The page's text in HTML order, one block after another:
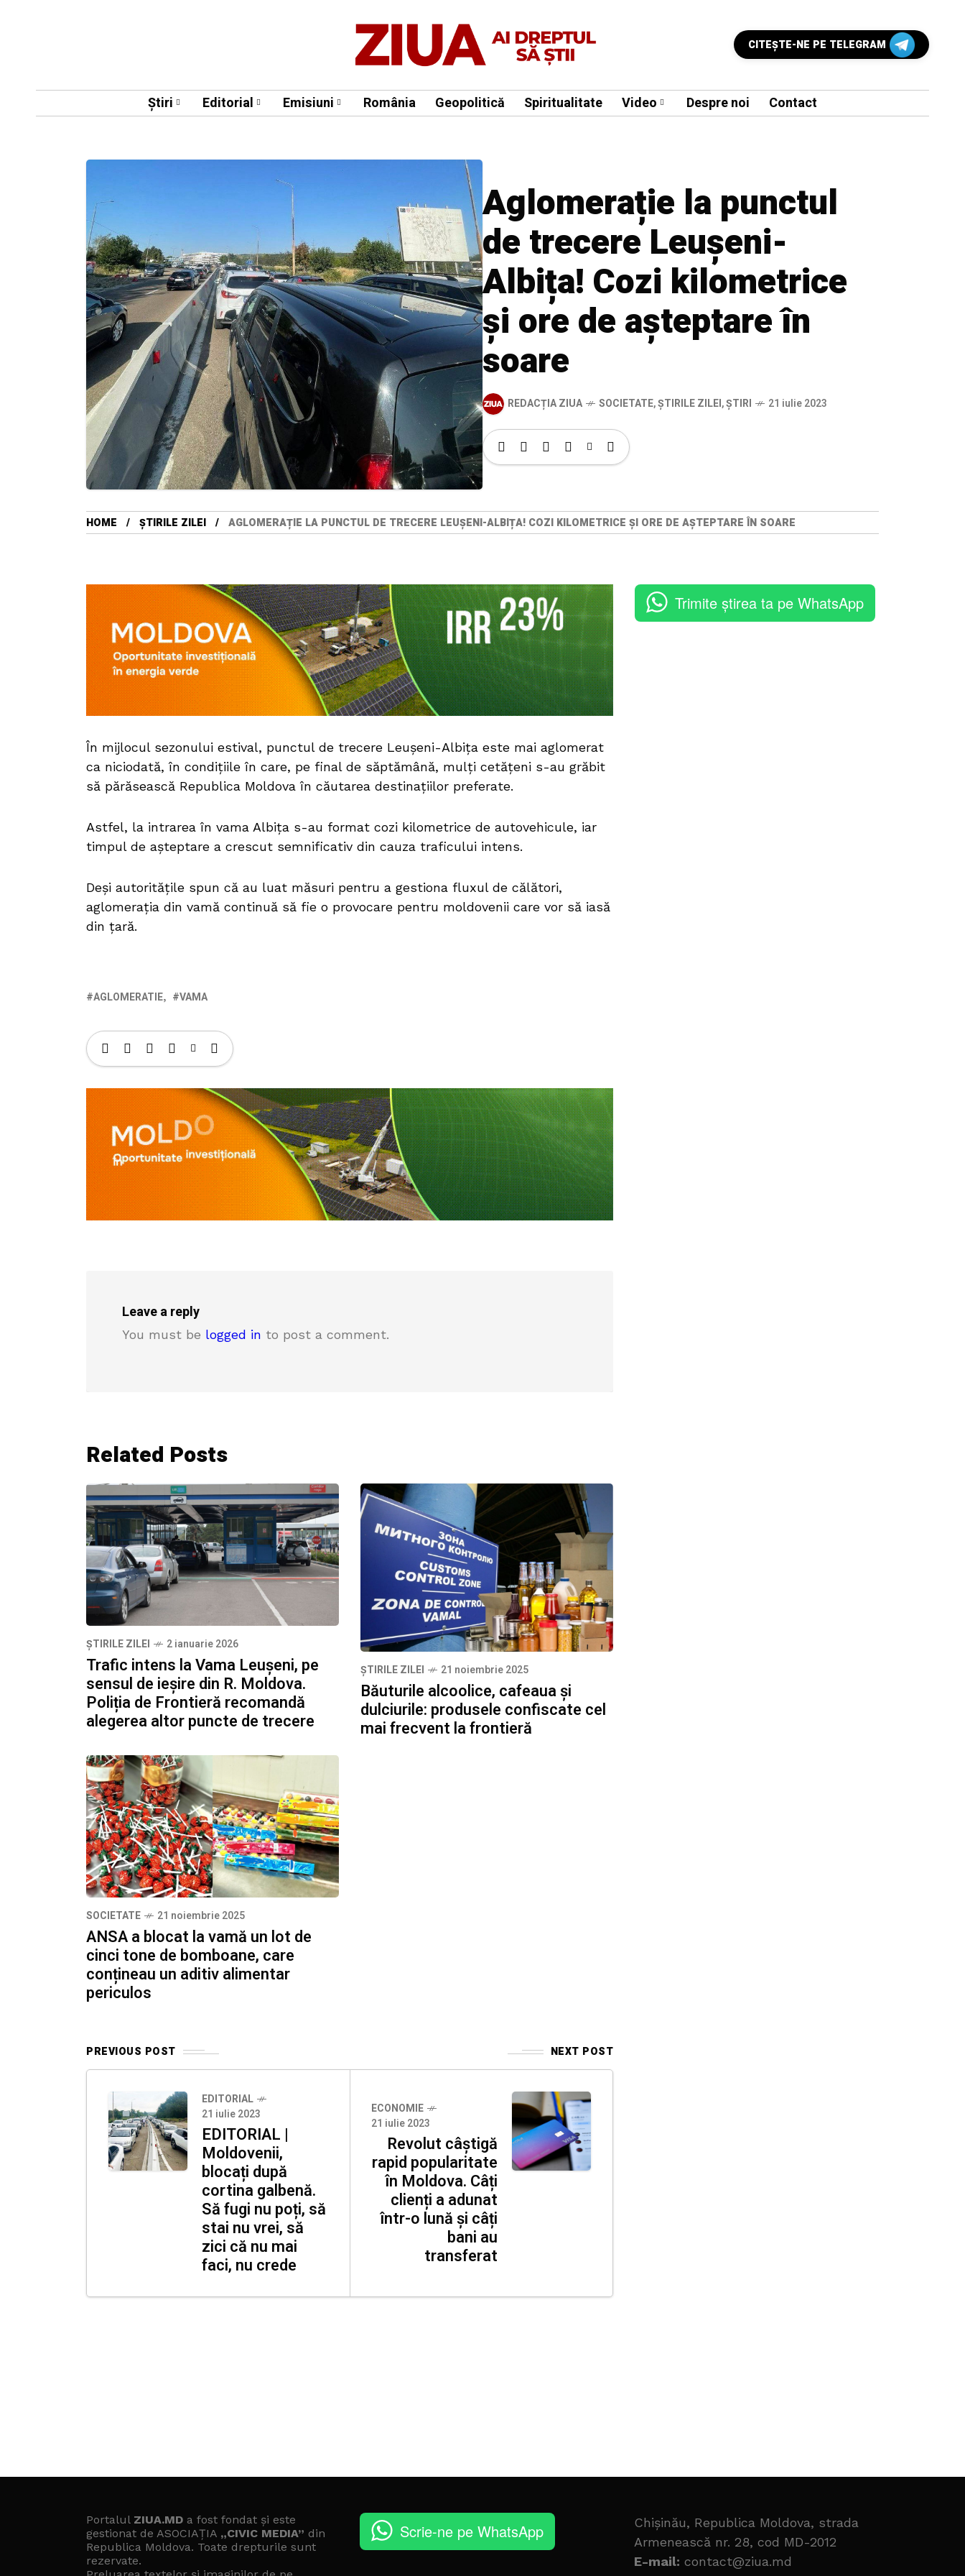
CITEŞTE-NE PE TELEGRAM
Știri Editorial Emisiuni România Geopolitică Spiritualitate Video Despre noi Contact
Aglomerație la punctul
de trecere Leușeni-
Albița! Cozi kilometrice
și ore de așteptare în
soare
REDACȚIA ZIUA SOCIETATE,ȘTIRILE ZILEI,ȘTIRI 21 iulie 2023
HOME ȘTIRILE ZILEI AGLOMERAȚIE LA PUNCTUL DE TRECERE LEUȘENI-ALBIȚA! COZI KILOMETRICE ȘI ORE DE AȘTEPTARE ÎN SOARE
În mijlocul sezonului estival, punctul de trecere Leușeni-Albița este mai aglomerat
ca niciodată, în condițiile în care, pe final de săptămână, mulți cetățeni s-au grăbit
să părăsească Republica Moldova în căutarea destinațiilor preferate.
Astfel, la intrarea în vama Albița s-au format cozi kilometrice de autovehicule, iar
timpul de așteptare a crescut semnificativ din cauza traficului intens.
Deși autoritățile spun că au luat măsuri pentru a gestiona fluxul de călători,
aglomerația din vamă continuă să fie o provocare pentru moldovenii care vor să iasă
din țară.
AGLOMERATIE VAMA
Leave a reply
You must be logged in to post a comment.
Related Posts
ȘTIRILE ZILEI 2 ianuarie 2026
Trafic intens la Vama Leușeni, pe
sensul de ieșire din R. Moldova.
Poliția de Frontieră recomandă
alegerea altor puncte de trecere
ȘTIRILE ZILEI 21 noiembrie 2025
Băuturile alcoolice, cafeaua și
dulciurile: produsele confiscate cel
mai frecvent la frontieră
SOCIETATE 21 noiembrie 2025
ANSA a blocat la vamă un lot de
cinci tone de bomboane, care
conțineau un aditiv alimentar
periculos
PREVIOUS POST NEXT POST
EDITORIAL
21 iulie 2023
EDITORIAL |
Moldovenii,
blocați după
cortina galbenă.
Să fugi nu poți, să
stai nu vrei, să
zici că nu mai
faci, nu crede
ECONOMIE
21 iulie 2023
Revolut câștigă
rapid popularitate
în Moldova. Câți
clienți a adunat
într-o lună și câți
bani au
transferat
Trimite știrea ta pe WhatsApp
Portalul ZIUA.MD a fost fondat și este
gestionat de ASOCIAȚIA „CIVIC MEDIA” din
Republica Moldova. Toate drepturile sunt
rezervate.
Scrie-ne pe WhatsApp
Chișinău, Republica Moldova, strada
Armenească nr. 28, cod MD-2012
E-mail: contact@ziua.md